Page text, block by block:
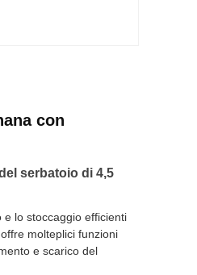
con
serbatoio di 4,5
lo stoccaggio efficienti
molteplici funzioni
e scarico del